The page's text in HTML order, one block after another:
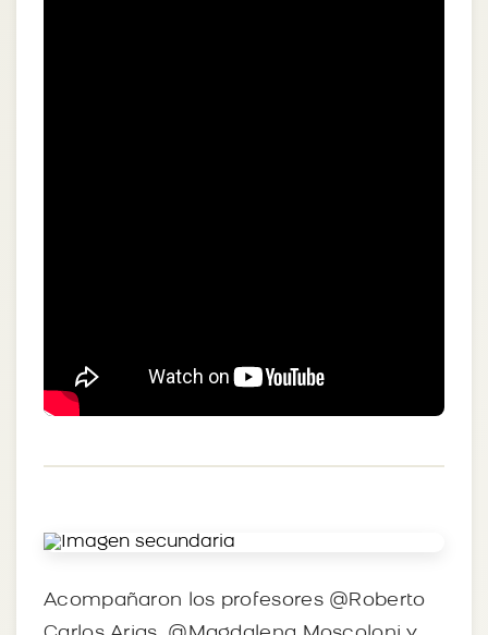
Acompañaron los profesores @Roberto